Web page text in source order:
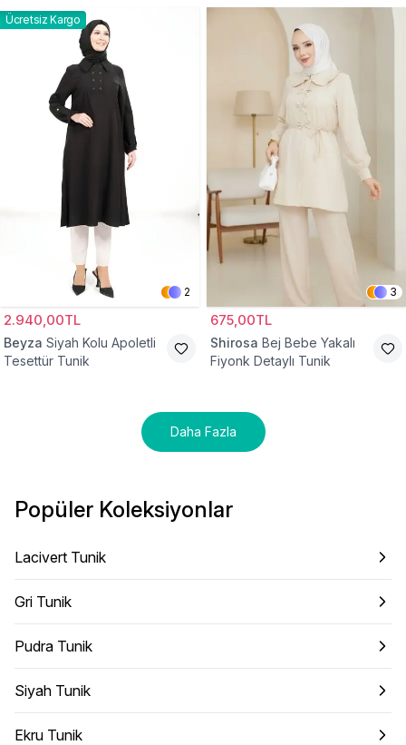
Ücretsiz Kargo
2
2.940,00TL
Beyza Siyah Kolu Apoletli
Tesettür Tunik
3
675,00TL
Shirosa Bej Bebe Yakalı
Fiyonk Detaylı Tunik
Daha Fazla
Popüler Koleksiyonlar
Lacivert Tunik
Gri Tunik
Pudra Tunik
Siyah Tunik
Ekru Tunik